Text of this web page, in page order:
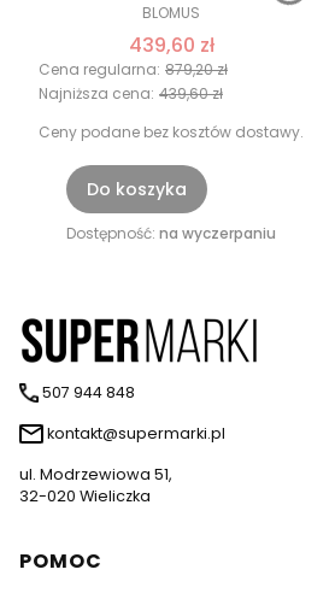
BLOMUS
439,60 zł
Cena regularna: 879,20 zł
Najniższa cena: 439,60 zł
Ceny podane bez kosztów dostawy.
Do koszyka
Dostępność: na wyczerpaniu
507 944 848
kontakt@supermarki.pl
ul. Modrzewiowa 51,
32-020 Wieliczka
Linki w stopce
POMOC